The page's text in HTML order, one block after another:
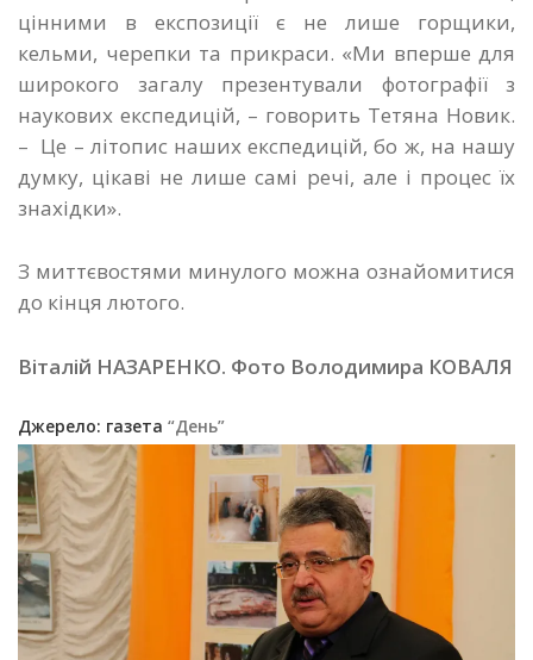
цінними в експозиції є не лише горщики,
кельми, черепки та прикраси. «Ми вперше для
широкого загалу презентували фотографії з
наукових експедицій, – говорить Тетяна Новик.
– Це – літопис наших експедицій, бо ж, на нашу
думку, цікаві не лише самі речі, але і процес їх
знахідки».
З миттєвостями минулого можна ознайомитися
до кінця лютого.
Віталій НАЗАРЕНКО. Фото Володимира КОВАЛЯ
Джерело: газета “День”